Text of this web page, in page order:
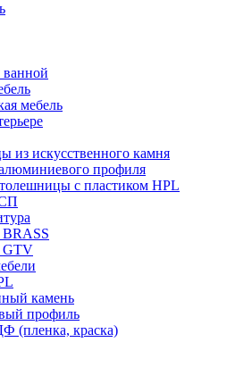
ванной
мебель
из искусственного камня
профиля
с пластиком HPL
GTV
камень
профиль
(пленка, краска)